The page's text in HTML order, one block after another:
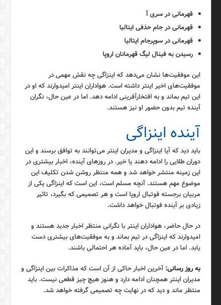
قهرمانی در سری آ
قهرمانی در جام حذفی ایتالیا
قهرمانی در سوپرجام ایتالیا
رسیدن به فینال لیگ قهرمانان اروپا
این موفقیت‌ها نشان می‌دهد که اینزاگی چه نقش مهمی در
موفقیت‌های اخیر اینتر داشته است. هواداران اینتر امیدوارند که او در
این تیم بماند و به افتخارآفرینی ادامه دهد. اما در عین حال، نگران
آینده تیم بدون حضور او نیز هستند.
آینده اینزاگی
باید دید که آیا اینزاگی و مدیران اینتر می‌توانند به توافق برسند و این
دوران طلایی را ادامه دهند یا خیر. در روزهای آینده، اخبار بیشتری در
این زمینه منتشر خواهد شد و همه منتظر روشن شدن تکلیف این
موضوع مهم هستند. آنچه مسلم است، این است که اینزاگی یکی از
مربیان برجسته فوتبال اروپا است و هر تصمیمی که بگیرد، تاثیر
زیادی بر آینده فوتبال خواهد داشت.
در حال حاضر، هواداران اینتر با نگرانی منتظر اخبار جدید هستند و
امیدوارند که اینزاگی در تیم بماند و به موفقیت‌های بیشتری دست
یابد. اما در عین حال، باید آماده هر احتمالی باشند.
به روز رسانی: آخرین اخبار حاکی از آن است که مذاکرات بین اینزاگی و
مدیران اینتر همچنان ادامه دارد و هنوز هیچ چیز قطعی نیست. باید
منتظر ماند و دید که در نهایت چه تصمیمی گرفته خواهد شد.